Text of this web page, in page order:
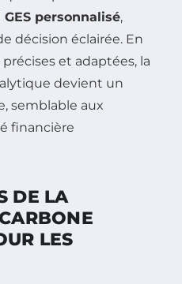
personnalisé,
décision éclairée. En
et adaptées, la
devient un
semblable aux
financière
DE LA
LES